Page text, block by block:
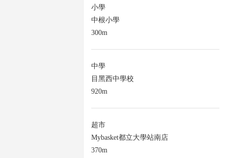
小學
中根小學
300m
中學
目黑西中學校
920m
超市
Mybasket都立大學站南店
370m